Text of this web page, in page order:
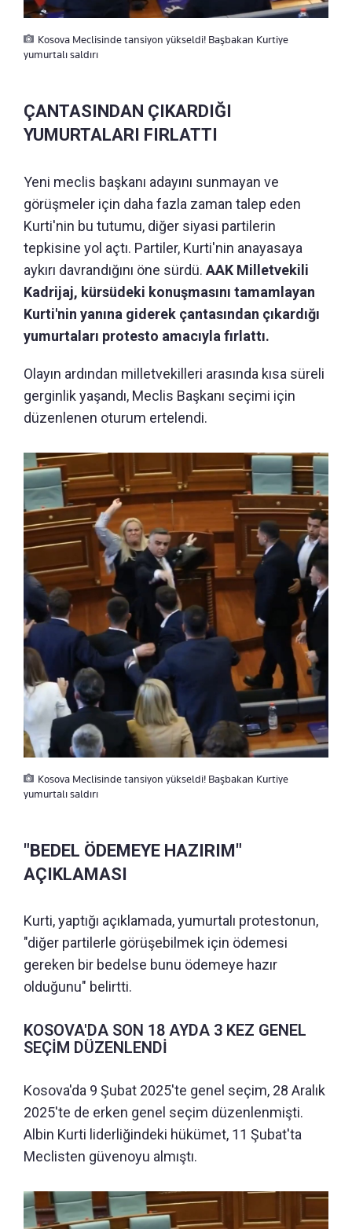
Kosova Meclisinde tansiyon yükseldi! Başbakan Kurtiye
yumurtalı saldırı
ÇANTASINDAN ÇIKARDIĞI
YUMURTALARI FIRLATTI
Yeni meclis başkanı adayını sunmayan ve
görüşmeler için daha fazla zaman talep eden
Kurti'nin bu tutumu, diğer siyasi partilerin
tepkisine yol açtı. Partiler, Kurti'nin anayasaya
aykırı davrandığını öne sürdü. AAK Milletvekili
Kadrijaj, kürsüdeki konuşmasını tamamlayan
Kurti'nin yanına giderek çantasından çıkardığı
yumurtaları protesto amacıyla fırlattı.
Olayın ardından milletvekilleri arasında kısa süreli
gerginlik yaşandı, Meclis Başkanı seçimi için
düzenlenen oturum ertelendi.
Kosova Meclisinde tansiyon yükseldi! Başbakan Kurtiye
yumurtalı saldırı
"BEDEL ÖDEMEYE HAZIRIM"
AÇIKLAMASI
Kurti, yaptığı açıklamada, yumurtalı protestonun,
"diğer partilerle görüşebilmek için ödemesi
gereken bir bedelse bunu ödemeye hazır
olduğunu" belirtti.
⁠KOSOVA'DA SON 18 AYDA 3 KEZ GENEL
SEÇİM DÜZENLENDİ
Kosova'da 9 Şubat 2025'te genel seçim, 28 Aralık
2025'te de erken genel seçim düzenlenmişti.
Albin Kurti liderliğindeki hükümet, 11 Şubat'ta
Meclisten güvenoyu almıştı.